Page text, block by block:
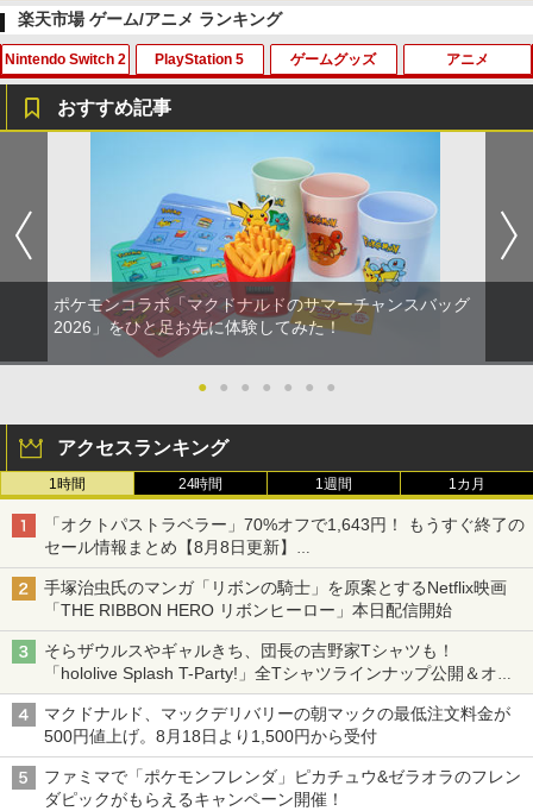
1
劇場版「鬼滅の刃」無限城編 第一章 猗
劇場版「鬼滅の刃」無限城編 第一章 猗
窩座再来 通常版 [DVD]
￥3,523
ナル三方背収納ケース付きコレクション)
(オリジナル特典:オリジナル巾着＋メー
カー特典:【坤と離】二振りの剣、十翼よ
り来たる！スタジオ描き下ろしイラスト
ボード付) [Blu-ray]
￥10,780
4
劇場版「鬼滅の刃」無限城編 第一章 猗
窩座再来 完全生産限定版 [Blu-ray]
￥8,698
楽天市場 ゲーム/アニメ ランキング
Nintendo Switch 2
Switch2 保護フィルム スイッチ2 保護フ
ィルム switch2 フィルム Switch2 ガラ
スフィルム スイッチ2 フィルム ガイド
貼り付け キット カバー Switch 2 本体
アクセサリー Nintendo Switch2 ケース
可 透明 ブルーライト カット 99％ FIRM
E
￥1,000
tch2版(【早期購入同梱特典】「STEINS;
GATE 変移空間のオクテット」DLC)
￥7,293
3
任天堂 【Switch2】ゼルダの伝説 ブレス
オブ ザ ワイルド Nintendo Switch 2 Ed
ition [NXS-P-AAAAH NSW2 ゼルダノデ
ンセツ ブレス オブ ザ ワイルド]
￥7,710
4
【特典】ほの暮しの庭 switch2版(【初
回外付特典】切り取れるクリアカード)
PlayStation 5 ゲームグッズ アニメ
おすすめ記事
ポケモンコラボ「マクドナルドのサマーチャンスバッグ
2026」をひと足お先に体験してみた！
● ● ● ● ● ● ●
アクセスランキング
1時間 24時間 1週間 1カ月
「オクトパストラベラー」70%オフで1,643円！ もうすぐ終了の
セール情報まとめ【8月8日更新】
ニンテンドーeショップでは「大神 絶景版」が67%オフで990円
手塚治虫氏のマンガ「リボンの騎士」を原案とするNetflix映画
「THE RIBBON HERO リボンヒーロー」本日配信開始
そらザウルスやギャルきち、団長の吉野家Tシャツも！
「hololive Splash T-Party!」全Tシャツラインナップ公開＆オン
ライン販売開始
マクドナルド、マックデリバリーの朝マックの最低注文料金が
500円値上げ。8月18日より1,500円から受付
ファミマで「ポケモンフレンダ」ピカチュウ&ゼラオラのフレン
ダピックがもらえるキャンペーン開催！